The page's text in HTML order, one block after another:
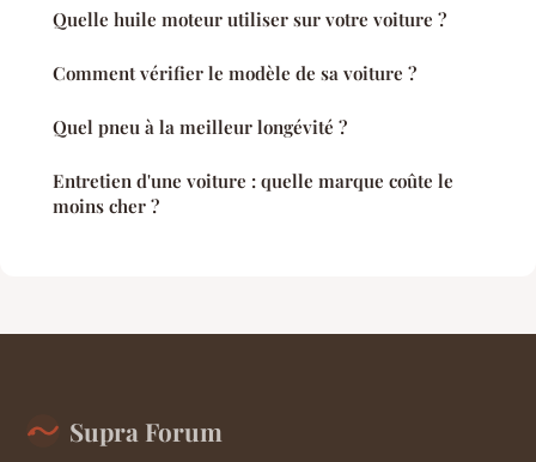
Quelle huile moteur utiliser sur votre voiture ?
Comment vérifier le modèle de sa voiture ?
Quel pneu à la meilleur longévité ?
Entretien d'une voiture : quelle marque coûte le
moins cher ?
Supra Forum